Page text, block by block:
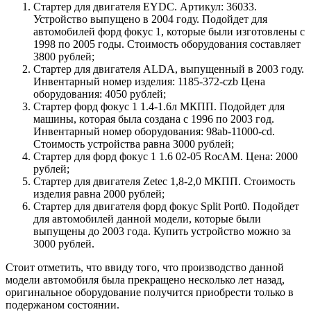
Стартер для двигателя EYDC. Артикул: 36033.
Устройство выпущено в 2004 году. Подойдет для
автомобилей форд фокус 1, которые были изготовлены с
1998 по 2005 годы. Стоимость оборудования составляет
3800 рублей;
Стартер для двигателя ALDA, выпущенный в 2003 году.
Инвентарный номер изделия: 1185-372-czb Цена
оборудования: 4050 рублей;
Стартер форд фокус 1 1.4-1.6л МКПП. Подойдет для
машины, которая была создана с 1996 по 2003 год.
Инвентарный номер оборудования: 98аb-11000-сd.
Стоимость устройства равна 3000 рублей;
Стартер для форд фокус 1 1.6 02-05 RосАМ. Цена: 2000
рублей;
Стартер для двигателя Zetec 1,8-2,0 МКПП. Стоимость
изделия равна 2000 рублей;
Стартер для двигателя форд фокус Split Port0. Подойдет
для автомобилей данной модели, которые были
выпущены до 2003 года. Купить устройство можно за
3000 рублей.
Стоит отметить, что ввиду того, что производство данной
модели автомобиля была прекращено несколько лет назад,
оригинальное оборудование получится приобрести только в
подержаном состоянии.